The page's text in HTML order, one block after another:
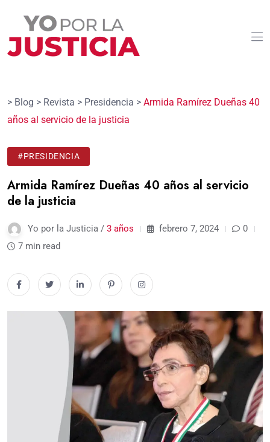
> Blog > Revista > Presidencia > Armida Ramírez Dueñas 40
años al servicio de la justicia
#PRESIDENCIA
Armida Ramírez Dueñas 40 años al servicio
de la justicia
Yo por la Justicia / 3 años febrero 7, 2024
0
7 min read